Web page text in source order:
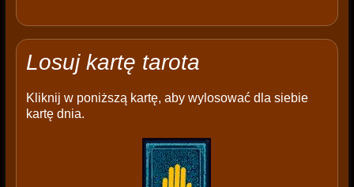
Losuj kartę tarota
Kliknij w poniższą kartę, aby wylosować dla siebie
kartę dnia.